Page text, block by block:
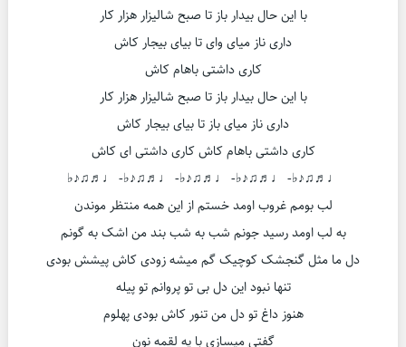
با این حال بیدار باز تا صبح شالیزار هزار کار
داری ناز میای وای تا بیای بیجار کاش
کاری داشتی باهام کاش
با این حال بیدار باز تا صبح شالیزار هزار کار
داری ناز میای باز تا بیای بیجار کاش
کاری داشتی باهام کاش کاری داشتی ای کاش
♩♬♫♪♭- ♩♬♫♪♭- ♩♬♫♪♭- ♩♬♫♪♭- ♩♬♫♪♭
لب بومم غروب اومد خستم از این همه منتظر موندن
به لب اومد رسید جونم شب به شب بند من اشک به گونم
دل ما مثل گنجشک کوچیک گم میشه زودی کاش پیشش بودی
تنها نبود این دل بی تو پروانم تو پیله
هنوز داغ تو دل من تنور کاش بودی پهلوم
گفتی میسازی با یه لقمه نون